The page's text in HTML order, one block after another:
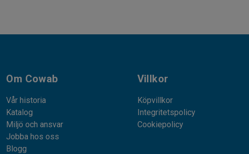
Om Cowab
Vår historia
Katalog
Miljö och ansvar
Jobba hos oss
Blogg
Villkor
Köpvillkor
Integritetspolicy
Cookiepolicy